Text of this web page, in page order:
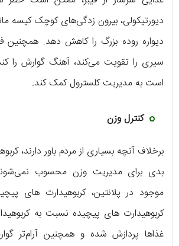
دیورتیکولی، بیرون زدگی‌های کوچک کیسه
دیواره روده بزرگ را کاهش دهد.
سیری را تقویت می‌کند، آهنگ گوارش را
است به مدیریت کلسترول کمک کند.
کنترل وزن
برخلاف آنچه بسیاری از مردم باور دارند،
بدی برای مدیریت وزن محسوب
موجود در پلانتین، کربوهیدارت‌ های
کربوهیدارت‌ های پیچیده نسبت به
غذا‌ها پردازش شده و همچنین آرام‌تر